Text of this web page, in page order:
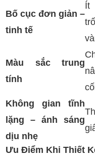
Bố cục đơn giản –
tinh tế
Ít
Màu sắc trung
tính
Không gian tĩnh
lặng – ánh sáng
dịu nhẹ
Ưu Điểm Khi Thiết